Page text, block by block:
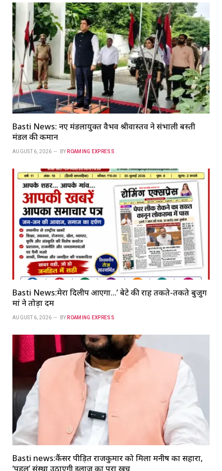
Basti News: नए मंडलायुक्त वैभव श्रीवास्तव ने संभाली बस्ती
मंडल की कमान
AUGUST 6, 2026 BY ROAMING EXPRESS
Basti News:मेरा दिलीप आएगा…’ बेटे की राह तकते-तकते बुजुर्ग
मां ने तोड़ा दम
AUGUST 6, 2026 BY ROAMING EXPRESS
Basti news:कैंसर पीड़ित राजकुमार को मिला मनीष का सहारा,
‘पहल’ संस्था उठाएगी इलाज का पूरा खर्च